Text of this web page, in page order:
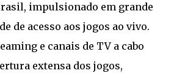
impulsionado em grande
de acesso aos jogos ao vivo.
e canais de TV a cabo
extensa dos jogos,